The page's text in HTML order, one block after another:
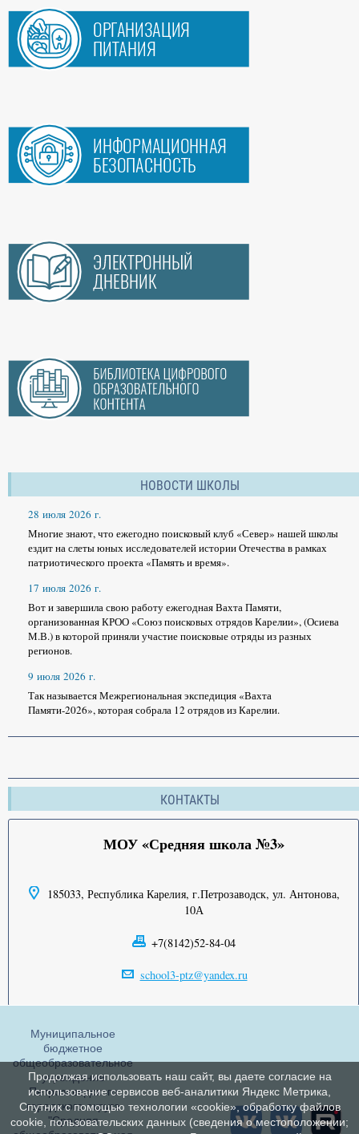
НОВОСТИ ШКОЛЫ
28 июля 2026 г.
Многие знают, что ежегодно поисковый клуб «Север» нашей школы
ездит на слеты юных исследователей истории Отечества в рамках
патриотического проекта «Память и время».
17 июля 2026 г.
Вот и завершила свою работу ежегодная Вахта Памяти,
организованная КРОО «Союз поисковых отрядов Карелии», (Осиева
М.В.) в которой приняли участие поисковые отряды из разных
регионов.
9 июля 2026 г.
Так называется Межрегиональная экспедиция «Вахта
Памяти-2026», которая собрала 12 отрядов из Карелии.
КОНТАКТЫ
МОУ «Средняя школа №3»
185033, Республика Карелия, г.Петрозаводск, ул. Антонова,
10А
+7(8142)52-84-04
school3-ptz@yandex.ru
Муниципальное
бюджетное
общеобразовательное
учреждение
Петрозаводского
городского округа
"Средняя
Продолжая использовать наш сайт, вы даете согласие на
использование сервисов веб-аналитики Яндекс Метрика,
Спутник с помощью технологии «cookie», обработку файлов
cookie, пользовательских данных (сведения о местоположении;